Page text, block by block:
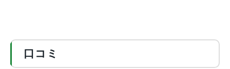
口コミ